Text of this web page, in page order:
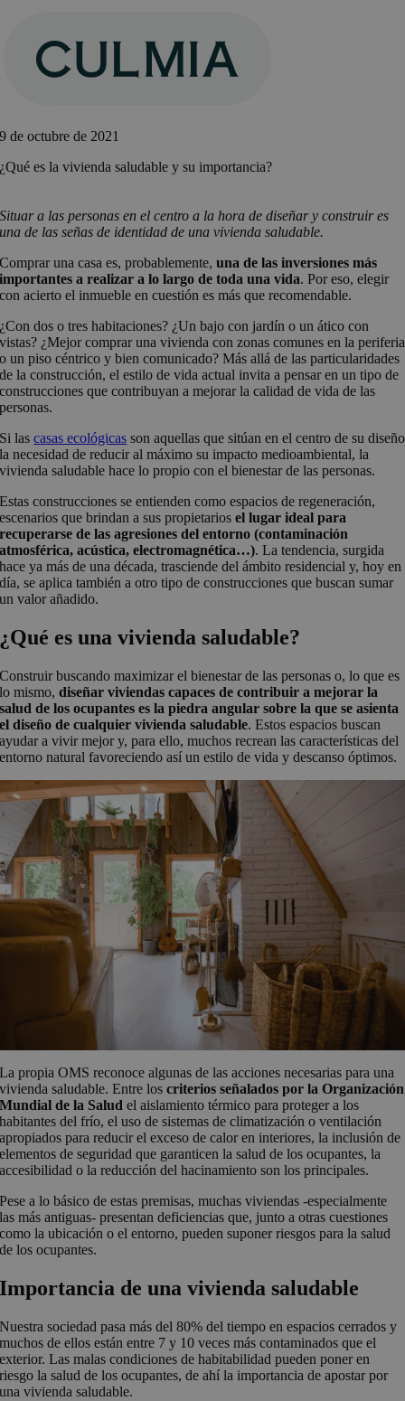
contenido
9 de octubre de 2021
¿Qué es la vivienda saludable y su importancia?
Situar a las personas en el centro a la hora de diseñar y construir es
una de las señas de identidad de una vivienda saludable.
Comprar una casa es, probablemente,una de las inversiones más
importantes a realizar a lo largo de toda una vida. Por eso, elegir
con acierto el inmueble en cuestión es más que recomendable.
¿Con dos o tres habitaciones? ¿Un bajo con jardín o un ático con
vistas? ¿Mejor comprar una vivienda con zonas comunes en la periferia
o un piso céntrico y bien comunicado? Más allá de las particularidades
de la construcción, el estilo de vida actual invita a pensar en un tipo de
construcciones que contribuyan a mejorar la calidad de vida de las
personas.
Si lascasas ecológicas son aquellas que sitúan en el centro de su diseño
la necesidad de reducir al máximo su impacto medioambiental, la
vivienda saludable hace lo propio con el bienestar de las personas.
Estas construcciones se entienden como espacios de regeneración,
escenarios que brindan a sus propietariosel lugar ideal para
recuperarse de las agresiones del entorno (contaminación
atmosférica, acústica, electromagnética…). La tendencia, surgida
hace ya más de una década, trasciende del ámbito residencial y, hoy en
día, se aplica también a otro tipo de construcciones que buscan sumar
un valor añadido.
¿Qué es una vivienda saludable?
Construir buscando maximizar el bienestar de las personas o, lo que es
lo mismo,diseñar viviendas capaces de contribuir a mejorar la
salud de los ocupantes es la piedra angular sobre la que se asienta
el diseño de cualquier vivienda saludable. Estos espacios buscan
ayudar a vivir mejor y, para ello, muchos recrean las características del
entorno natural favoreciendo así un estilo de vida y descanso óptimos.
La propia OMS reconoce algunas de las acciones necesarias para una
vivienda saludable. Entre loscriterios señalados por la Organización
Mundial de la Salud el aislamiento térmico para proteger a los
habitantes del frío, el uso de sistemas de climatización o ventilación
apropiados para reducir el exceso de calor en interiores, la inclusión de
elementos de seguridad que garanticen la salud de los ocupantes, la
accesibilidad o la reducción del hacinamiento son los principales.
Pese a lo básico de estas premisas, muchas viviendas -especialmente
las más antiguas- presentan deficiencias que, junto a otras cuestiones
como la ubicación o el entorno, pueden suponer riesgos para la salud
de los ocupantes.
Importancia de una vivienda saludable
Nuestra sociedad pasa más del 80% del tiempo en espacios cerrados y
muchos de ellos están entre 7 y 10 veces más contaminados que el
exterior. Las malas condiciones de habitabilidad pueden poner en
riesgo la salud de los ocupantes, de ahí la importancia de apostar por
una vivienda saludable.